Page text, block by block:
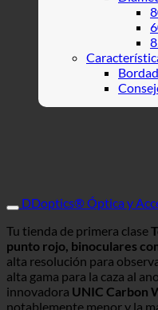
DDoptics® Óptica y
Tu tienda de primera clase
punto rojo, binoculares
alta resolución para
alta gama para la caza al
innovadora UNIC Carbon
notablemente menor y la